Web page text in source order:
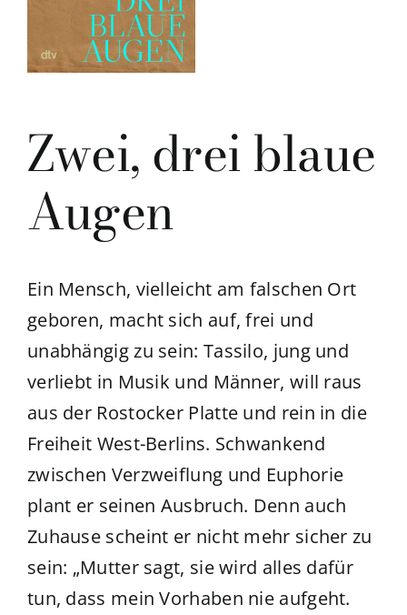
Zwei, drei blaue
Augen
Ein Mensch, vielleicht am falschen Ort
geboren, macht sich auf, frei und
unabhängig zu sein: Tassilo, jung und
verliebt in Musik und Männer, will raus
aus der Rostocker Platte und rein in die
Freiheit West-Berlins. Schwankend
zwischen Verzweiflung und Euphorie
plant er seinen Ausbruch. Denn auch
Zuhause scheint er nicht mehr sicher zu
sein: „Mutter sagt, sie wird alles dafür
tun, dass mein Vorhaben nie aufgeht.